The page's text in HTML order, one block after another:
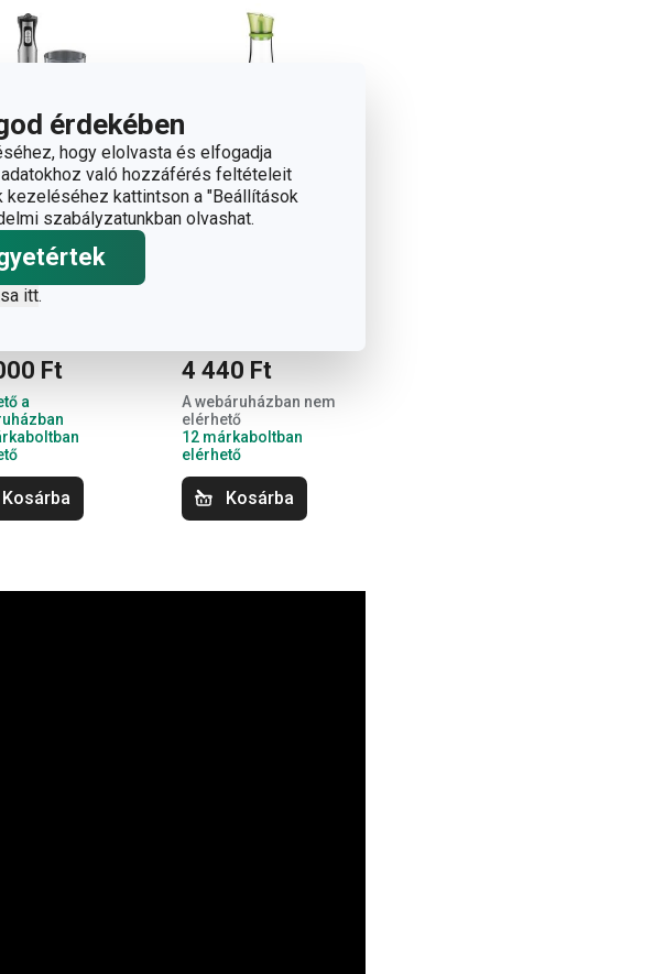
érdekében
hogy elolvasta és elfogadja
való hozzáférés feltételeit
kezeléséhez kattintson a "Beállítások
szabályzatunkban olvashat.
itt.
Ft
a
Kosárba
4 440 Ft
A webáruházban nem
elérhető
12 márkaboltban
elérhető
Kosárba